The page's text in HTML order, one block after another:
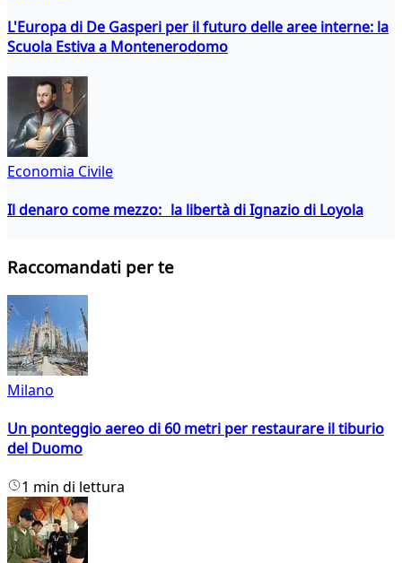
L'Europa di De Gasperi per il futuro delle aree interne: la
Scuola Estiva a Montenerodomo
Economia Civile
Il denaro come mezzo: la libertà di Ignazio di Loyola
Raccomandati per te
Milano
Un ponteggio aereo di 60 metri per restaurare il tiburio
del Duomo
1 min di lettura